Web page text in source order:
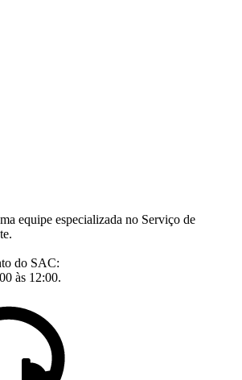
equipe especializada no Serviço de
do SAC:
às 12:00.